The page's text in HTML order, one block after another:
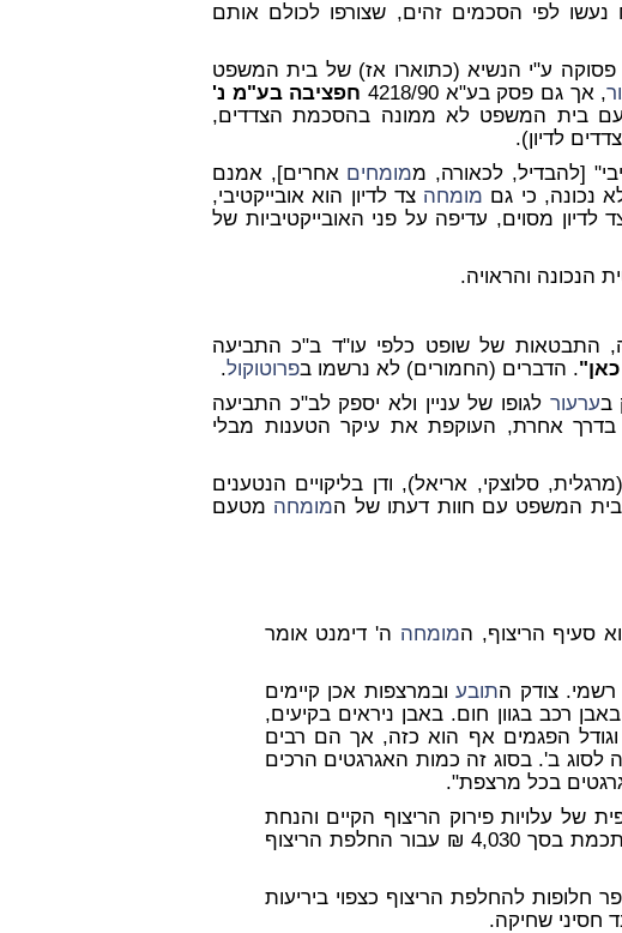
נעשו לפי הסכמים זהים, שצורפו לכולם אותם
ע"י הנשיא (כתוארו אז) של בית המשפט
, אך גם פסק בע"א 4218/90
חפציבה בע"מ נ'
בית המשפט לא ממונה בהסכמת הצדדים,
לדיון).
[להבדיל, לכאורה, ממומחים אחרים], אמנם
נכונה, כי גם מומחה צד לדיון הוא אובייקטיבי,
לדיון מסוים, עדיפה על פני האובייקטיביות של
הנכונה והראויה.
התבטאות של שופט כלפי עו"ד ב"כ התביעה
. הדברים (החמורים) לא נרשמו בפרוטוקול.
בערעור לגופו של עניין ולא יספק לב"כ התביעה
בדרך אחרת, העוקפת את עיקר הטענות מבלי
סלוצקי, אריאל), ודן בליקויים הנטענים
בית המשפט עם חוות דעתו של המומחה מטעם
סעיף הריצוף, המומחה ה' דימנט אומר
תובע ובמרצפות אכן קיימים
רכב בגוון חום. באבן ניראים בקיעים,
גודלה אמנם 4-8 מ"מ וגודל הפגמים אף הוא כזה, אך הם רבים
לסוג ב'. בסוג זה כמות האגרגטים הרכים
של עלויות פירוק הריצוף הקיים והנחת
מסתכמת בסך 4,030 ₪ עבור החלפת הריצוף
חלופות להחלפת הריצוף כצפוי ביריעות
חסיני שחיקה.